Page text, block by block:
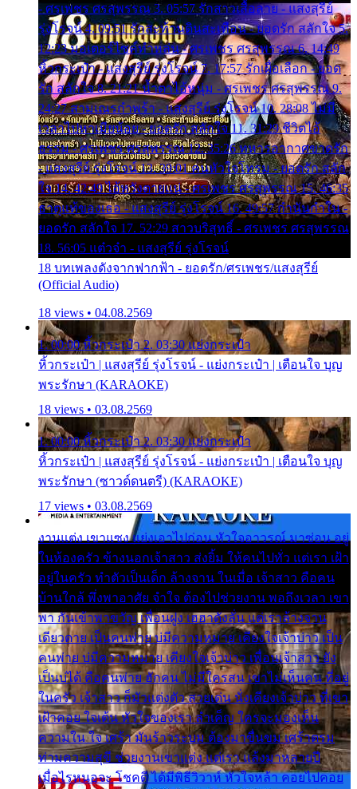
- ศรเพชร ศรสุพรรณ 3. 05:57 รักสาวเสื้อลาย - แสงสุรีย์
รุ่งโรจน์ 4. 09:51 รักสะท้านดินสะเทือน - ยอดรัก สลักใจ 5.
12:23 มอเตอร์ไซค์ทำหล่น - ศรเพชร ศรสุพรรณ 6. 14:49
หิ้วกระเป๋า - แสงสุรีย์ รุ่งโรจน์ 7. 17:57 รักเผื่อเลือก - ยอด
รัก สลักใจ 8. 21:21 น้ำตาไอ้หนุ่ม - ศรเพชร ศรสุพรรณ 9.
24:27 สามเณรกำพร้า - แสงสุรีย์ รุ่งโรจน์ 10. 28:08 ไม่มี
เวลาไปหาเมียน้อย - ยอดรัก สลักใจ 11. 31:29 ชีวิตไอ้
ธรรม - ศรเพชร ศรสุพรรณ 12. 35:26 ทหารอากาศขาดรัก
- แสงสุรีย์ รุ่งโรจน์ 13. 39:01 คนหัวใจโทรม - ยอดรัก สลัก
ใจ 14. 42:49 ไอ้หวังตายแน่ - ศรเพชร ศรสุพรรณ 15. 46:35
ธาตุแท้ของเธอ - แสงสุรีย์ รุ่งโรจน์ 16. 49:57 กำนันกำใน -
ยอดรัก สลักใจ 17. 52:29 สาวบริสุทธิ์ - ศรเพชร ศรสุพรรณ
18. 56:05 แต๋วจ๋า - แสงสุรีย์ รุ่งโรจน์
18 บทเพลงดังจากฟากฟ้า - ยอดรัก/ศรเพชร/แสงสุรีย์
(Official Audio)
18 views • 04.08.2569
1. 00:00 หิ้วกระเป๋า 2. 03:30 แย่งกระเป๋า
หิ้วกระเป๋า | แสงสุรีย์ รุ่งโรจน์ - แย่งกระเป๋า | เตือนใจ บุญ
พระรักษา (KARAOKE)
18 views • 03.08.2569
1. 00:00 หิ้วกระเป๋า 2. 03:30 แย่งกระเป๋า
หิ้วกระเป๋า | แสงสุรีย์ รุ่งโรจน์ - แย่งกระเป๋า | เตือนใจ บุญ
พระรักษา (ซาวด์ดนตรี) (KARAOKE)
17 views • 03.08.2569
งานแต่ง เขาแซง แย่งเอาไปก่อน หัวใจอาวรณ์ มาซ่อน อยู่
ในห้องครัว ข้างนอกเจ้าสาว ส่งยิ้ม ให้คนไปทั่ว แต่เรา เฝ้า
อยู่ในครัว ทำตัวเป็นเด็ก ล้างจาน ในเมื่อ เจ้าสาว คือคน
บ้านใกล้ พึ่งพาอาศัย จำใจ ต้องไปช่วยงาน พอถึงเวลา เขา
พา กันเข้าพาขวัญ เพื่อนฝูง เฮฮาดังลั่น แต่เราล้างจาน
เดียวดาย เป็นคนพ่าย บ่มีความหมาย เคียงใจเจ้าบ่าว เป็น
คนพ่าย บ่มีความหมาย เคียงใจเจ้าบ่าว เพื่อนเจ้าสาว ยัง
เป็นบ่ได้ คือคนพ่าย ฮักคน ไม่มีใครสน เขาไม่เห็นคน ที่อยู่
ในครัว เจ้าสาว ก็มัวแต่งตัว สวยเด่น นั่งเคียงเจ้าบ่าว ที่เขา
เฝ้าคอย ใจเต้น หัวใจของเรา ลำเค็ญ ใครจะมองเห็น
ความใน ใจ เศร้า มันร้าวระบม ต้องมาขื่นขม เศร้าตรม
ท่ามความสุขี ช่วยงานเขาแต่ง แต่เรา แล้งมาหลายปี
เมื่อไรหนอจะ โชคดี ได้มีพิธีวิวาห์ หัวใจหล้า คอยไปคอย